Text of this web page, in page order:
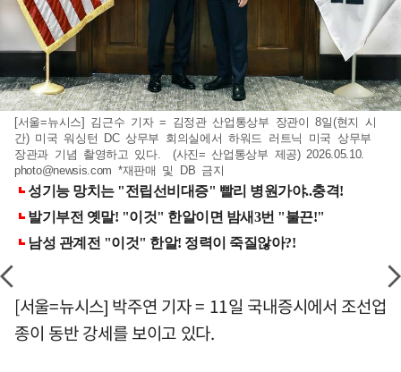
[서울=뉴시스] 김근수 기자 = 김정관 산업통상부 장관이 8일(현지 시
간) 미국 워싱턴 DC 상무부 회의실에서 하워드 러트닉 미국 상무부
장관과 기념 촬영하고 있다. (사진= 산업통상부 제공) 2026.05.10.
photo@newsis.com *재판매 및 DB 금지
[서울=뉴시스] 박주연 기자 = 11일 국내증시에서 조선업
종이 동반 강세를 보이고 있다.